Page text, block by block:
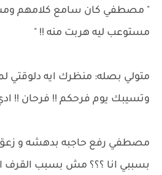
" مصطفي كان سامع كلامهم
مستوعب ليه هربت منه !! "
متولي بصله: منظرك ايه دلوقتي
وتسيبك يوم فرحكم !! فرحان !!
مصطفي رفع حاجبه بدهشه و
بسببي انا ؟؟؟ مش بسبب القرف